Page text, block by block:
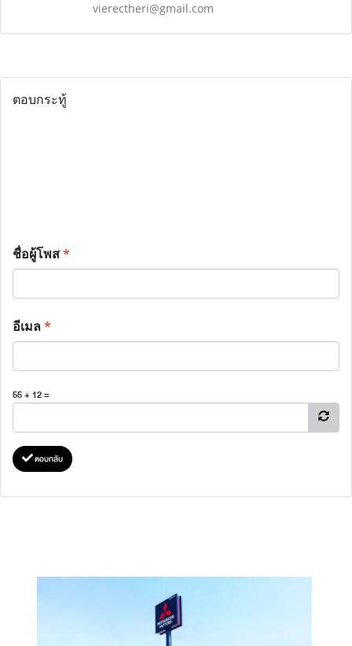
vierectheri@gmail.com
ตอบกระทู้
ชื่อผู้โพส*
อีเมล*
55 + 12 =
ตอบกลับ